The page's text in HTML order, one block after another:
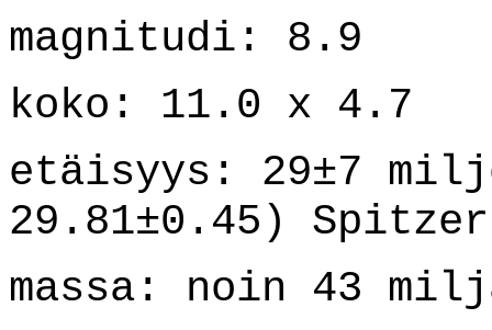
magnitudi: 8.9
koko: 11.0 x 4.7
etäisyys: 29±7
29.81±0.45) Spitzer
massa: noin 43